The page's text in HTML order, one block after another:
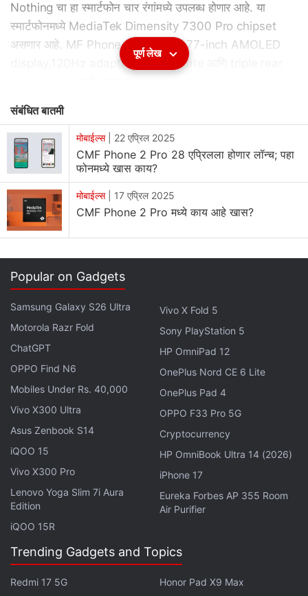
Nothing चा हा स्मार्टफोन चार रंगांमध्ये उपलब्ध होणार आहे. या
स्मार्टफोनमध्ये MediaTek Dimensity 7300 Pro chipset
असणार आहे. MF Phone 2 Pro मध्ये 6.77-inch AMOLED
display,120Hz adaptive refresh rate आणि triple rear
5,000mAh battery असणार आहे. त्यामध्ये wiredआणि reverse
charging चा पर्याय आहे.CMF Phone 2 Pro ची भारतामध्ये किंमत
काय?CMF Phone 2 Pro ची भारतामध्ये 8GB + 128GB RAM
व्हेरिएंटची किंमत Rs. 18,999 आहे. तर 8GB + 256GB व्हेरिएंटची
किंमत Rs. 20,999 आहे. हा स्मार्टफोन
काळा, लाईट ग्रीन, ऑरेंज आणि पांढरा रंगांमध्ये उपलब्ध असणार आहे. 5
India website आणि रिटेल पार्टनर्स वर खरेदी करता येणार आहे.
रूपयांचे डिस्काऊंट मिळणार आहे. एक्सचेंज वर देखील 1000 रूपयांचा
अधिकचे डिस्काऊंट मिळणार आहे. त्यामुळे CMF Phone 2 Pro हा
स्मार्टफोन Rs. 16,999 पासून विक्रीसाठी उपलब्ध असणार आहे.
CMF Phone 1, प्रमाणेच नवा Phone 2 Pro मध्ये वेगवेगळ्या
interchangeable lenses, wallet, stand, lanyard,आणि
कार्ड होल्डर मिळणार आहे.
CMF Phone 2 Pro ची स्पेसिफिकेशन्स
CMF Phone 2 Pro मध्ये ड्युअल सीम आहे. हा फोनAndroid
,वर चालतो. या फोनमध्ये 3 वर्षांचे
Android updates आणि 6 वर्षांचे security patches मिळणार
आहे. फोनमध्ये 6.77-inch full-HD+ (1,080×2,392 pixels)
Panda Glass protectionअसणार आहे.
पूर्ण लेख
संबंधित बातमी
मोबाईल्स| 22 एप्रिल 2025
CMF Phone 2 Pro 28 एप्रिलला होणार लॉन्च; पहा
फोनमध्ये खास काय?
मोबाईल्स| 17 एप्रिल 2025
CMF Phone 2 Pro मध्ये काय आहे खास?
Popular on Gadgets
Samsung Galaxy S26 Ultra
Motorola Razr Fold
ChatGPT
OPPO Find N6
Mobiles Under Rs. 40,000
Vivo X300 Ultra
Asus Zenbook S14
iQOO 15
Vivo X300 Pro
Lenovo Yoga Slim 7i Aura
Edition
iQOO 15R
Vivo X Fold 5
Sony PlayStation 5
HP OmniPad 12
OnePlus Nord CE 6 Lite
OnePlus Pad 4
OPPO F33 Pro 5G
Cryptocurrency
HP OmniBook Ultra 14 (2026)
iPhone 17
Eureka Forbes AP 355 Room
Air Purifier
Trending Gadgets and Topics
Redmi 17 5G
Honor Pad X9 Max